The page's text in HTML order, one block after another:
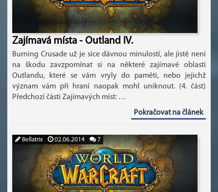
Zajímavá místa - Outland IV.
Burning Crusade už je sice dávnou minulostí, ale jistě není
na škodu zavzpomínat si na některé zajímavé oblasti
Outlandu, které se vám vryly do paměti, nebo jejichž
význam vám při hraní naopak mohl uniknout. (4. část)
Předchozí části Zajímavých míst: …
Pokračovat na článek
Bellatrix 02.06.2014 7